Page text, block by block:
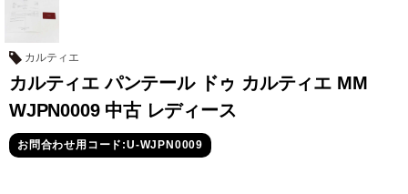
セイコー
カルティエ
カルティエ パンテール ドゥ カルティエ MM
WJPN0009 中古 レディース
お問合わせ用コード:U-WJPN0009